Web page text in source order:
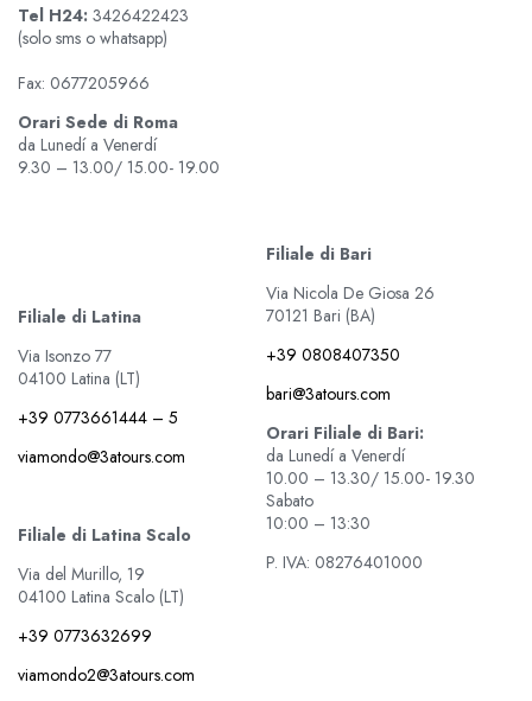
Tel H24: 3426422423
(solo sms o whatsapp)
Fax: 0677205966
Orari Sede di Roma
da Lunedí a Venerdí
9.30 – 13.00/ 15.00- 19.00
Filiale di Latina
Via Isonzo 77
04100 Latina (LT)
+39 0773661444 – 5
viamondo@3atours.com
Filiale di Latina Scalo
Via del Murillo, 19
04100 Latina Scalo (LT)
+39 0773632699
viamondo2@3atours.com
Filiale di Bari
Via Nicola De Giosa 26
70121 Bari (BA)
+39 0808407350
bari@3atours.com
Orari Filiale di Bari:
da Lunedí a Venerdí
10.00 – 13.30/ 15.00- 19.30
Sabato
10:00 – 13:30
P. IVA: 08276401000